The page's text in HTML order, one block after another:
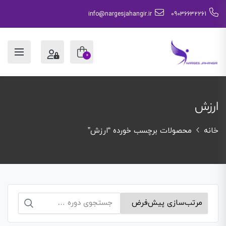
09036632261
info@nargesjahangir.ir
0
ارزش
خانه محصولات برچسب خورده “ارزش”
جستجو
برای: